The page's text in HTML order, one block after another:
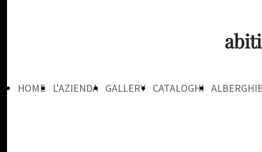
HOME L'AZIENDA GALLERY CATALOGHI